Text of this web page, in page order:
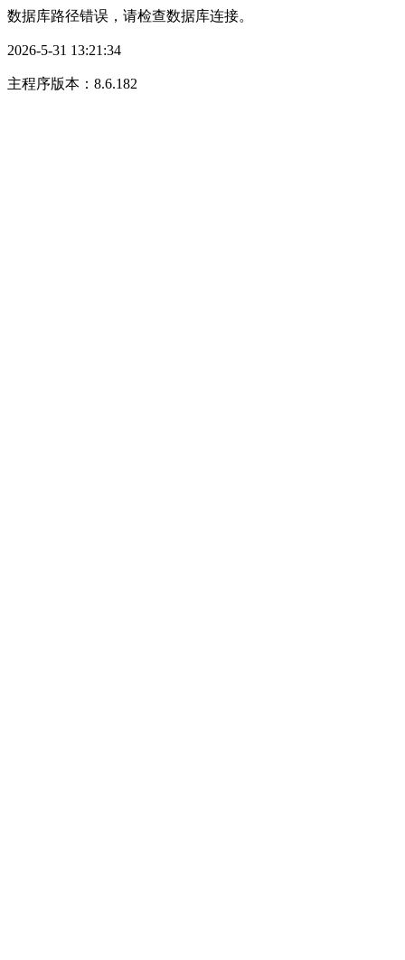
数据库路径错误，请检查数据库连接。
2026-5-31 13:21:34
主程序版本：8.6.182